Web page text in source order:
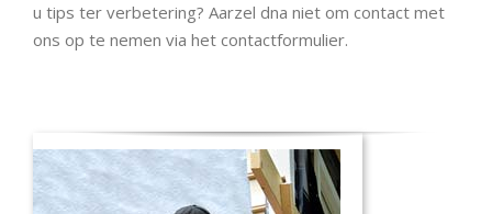
u tips ter verbetering? Aarzel dna niet om contact met
ons op te nemen via het contactformulier.